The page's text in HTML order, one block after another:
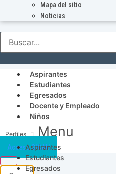
Mapa del sitio
Noticias
Aspirantes
Estudiantes
Egresados
Docente y Empleado
Niños
Menu
Aspirantes
Estudiantes
Egresados
Acceso SICAU